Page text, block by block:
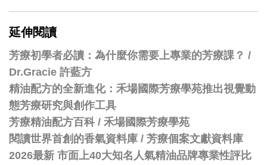
延伸閱讀
芳療初學者必讀：為什麼你需要上專業的芳療課？ /
Dr.Gracie 許藍方
精油配方的全新進化：禾場國際芳療學苑推出視覺動
態芳療研究與創作工具
芳療精油配方百科 / 禾場國際芳療學苑
閱讀世界首創的香氣資料庫 / 芳療個案文獻資料庫
2026最新 市面上40大知名人氣精油品牌專業性評比